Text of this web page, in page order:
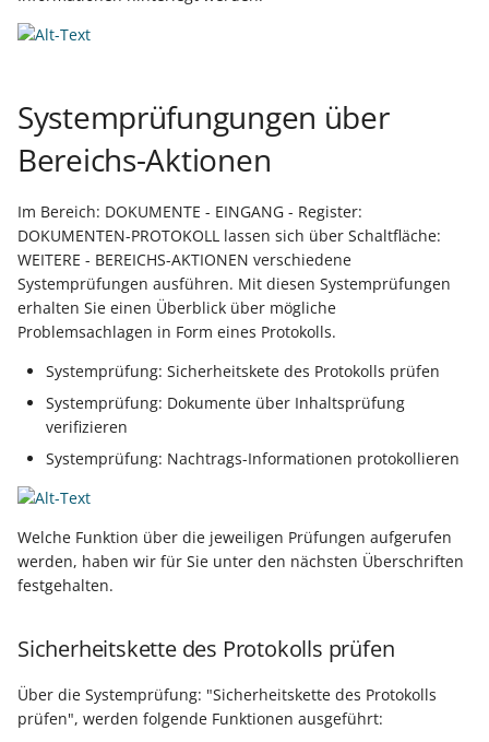
Systemprüfungungen über
Bereichs-Aktionen
Im Bereich: DOKUMENTE - EINGANG - Register:
DOKUMENTEN-PROTOKOLL lassen sich über Schaltfläche:
WEITERE - BEREICHS-AKTIONEN verschiedene
Systemprüfungen ausführen. Mit diesen Systemprüfungen
erhalten Sie einen Überblick über mögliche
Problemsachlagen in Form eines Protokolls.
Systemprüfung: Sicherheitskete des Protokolls prüfen
Systemprüfung: Dokumente über Inhaltsprüfung
verifizieren
Systemprüfung: Nachtrags-Informationen protokollieren
Welche Funktion über die jeweiligen Prüfungen aufgerufen
werden, haben wir für Sie unter den nächsten Überschriften
festgehalten.
Sicherheitskette des Protokolls prüfen
Über die Systemprüfung: "Sicherheitskette des Protokolls
prüfen", werden folgende Funktionen ausgeführt: